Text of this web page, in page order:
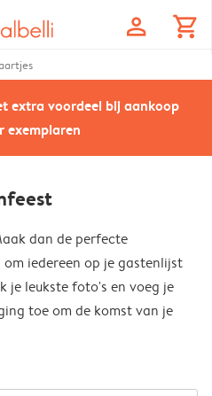
profile shopping_cart
extra voordeel bij aankoop
exemplaren
dan de perfecte
iedereen op je gastenlijst
je leukste foto's en voeg je
toe om de komst van je